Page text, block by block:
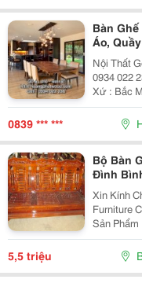
Bàn
Áo,
Nội Thất
0934 022 238 Nguyên Liệu: Gỗ Óc Chó -
Xứ : Bắc Mỹ Sản Xuất Tại Việt Nam - Sản
Ty Hoàng Phát Wood
0839 *** ***
Bộ Bàn
Đình
Xin Kính Chào
Furniture
Sản
Ngủ, Kệ
Các Loại
5,5 triệu